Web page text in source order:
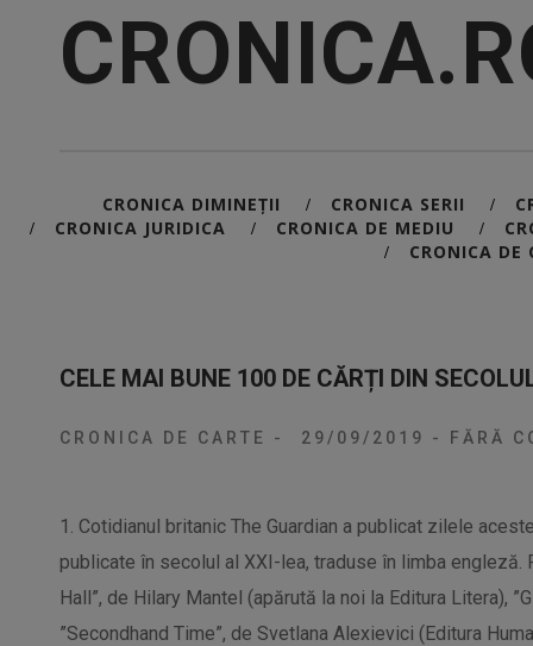
CRONICA DIMINEȚII / CRONICA SERII /
/ CRONICA JURIDICA / CRONICA DE MEDIU /
/ CRONICA DE
CELE MAI BUNE 100 DE CĂRȚI DIN
CRONICA DE CARTE - 29/09/2019 - FĂRĂ
1. Cotidianul britanic The Guardian a publicat zilele
publicate în secolul al XXI-lea, traduse în limba
Hall”, de Hilary Mantel (apărută la noi la Editura Litera), ”
”Secondhand Time”, de Svetlana Alexievici (Editura